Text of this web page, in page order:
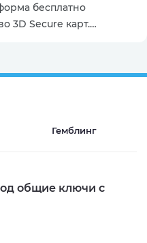
бесплатно
3D Secure карт.
Гемблинг
общие ключи с